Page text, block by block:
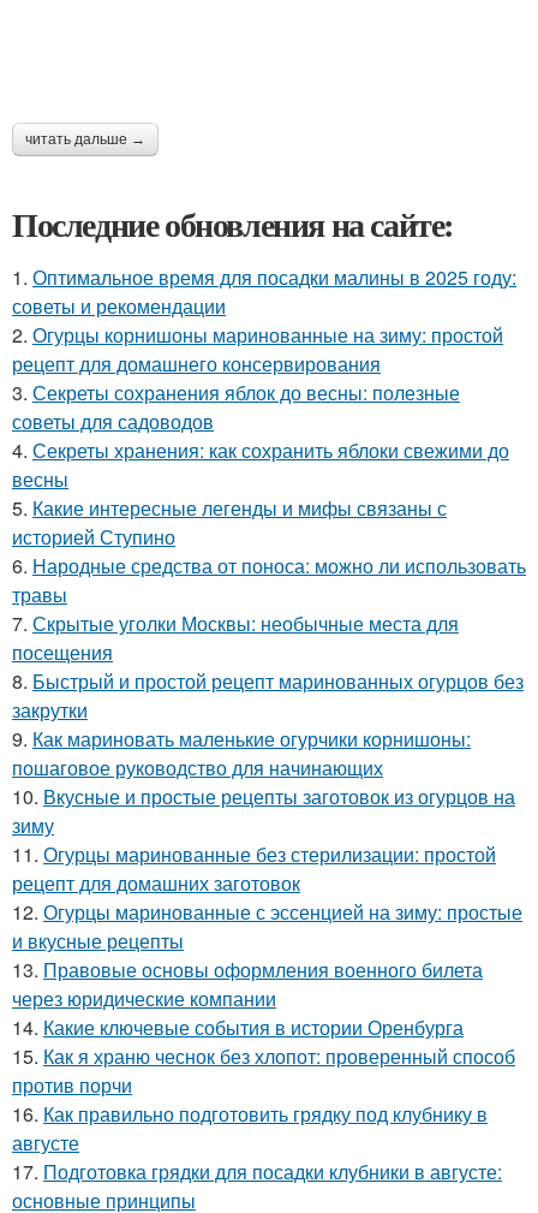
читать дальше →
Последние обновления на сайте:
1. Оптимальное время для посадки малины в 2025 году:
советы и рекомендации
2. Огурцы корнишоны маринованные на зиму: простой
рецепт для домашнего консервирования
3. Секреты сохранения яблок до весны: полезные
советы для садоводов
4. Секреты хранения: как сохранить яблоки свежими до
весны
5. Какие интересные легенды и мифы связаны с
историей Ступино
6. Народные средства от поноса: можно ли использовать
травы
7. Скрытые уголки Москвы: необычные места для
посещения
8. Быстрый и простой рецепт маринованных огурцов без
закрутки
9. Как мариновать маленькие огурчики корнишоны:
пошаговое руководство для начинающих
10. Вкусные и простые рецепты заготовок из огурцов на
зиму
11. Огурцы маринованные без стерилизации: простой
рецепт для домашних заготовок
12. Огурцы маринованные с эссенцией на зиму: простые
и вкусные рецепты
13. Правовые основы оформления военного билета
через юридические компании
14. Какие ключевые события в истории Оренбурга
15. Как я храню чеснок без хлопот: проверенный способ
против порчи
16. Как правильно подготовить грядку под клубнику в
августе
17. Подготовка грядки для посадки клубники в августе:
основные принципы